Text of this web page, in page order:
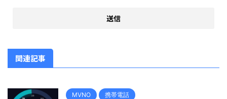
関連記事
MVNO 携帯電話